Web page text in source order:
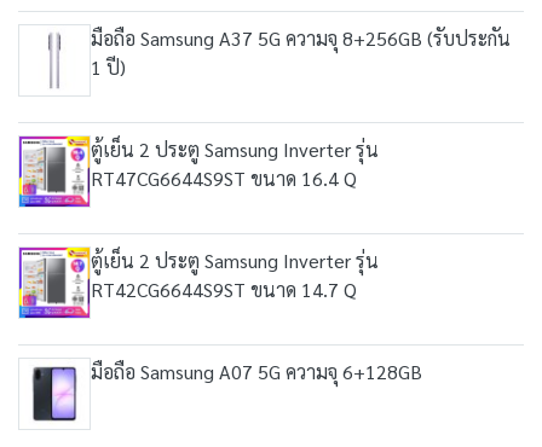
มือถือ Samsung A37 5G ความจุ 8+256GB (รับประกัน
1 ปี)
ตู้เย็น 2 ประตู Samsung Inverter รุ่น
RT47CG6644S9ST ขนาด 16.4 Q
ตู้เย็น 2 ประตู Samsung Inverter รุ่น
RT42CG6644S9ST ขนาด 14.7 Q
มือถือ Samsung A07 5G ความจุ 6+128GB